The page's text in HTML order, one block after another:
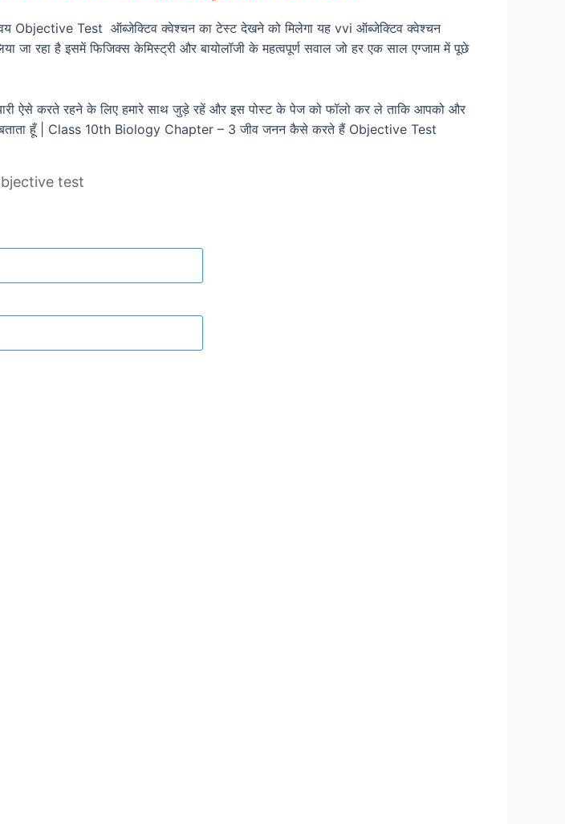
Objective Test ऑब्जेक्टिव क्वेश्चन का टेस्ट देखने को मिलेगा यह vvi ऑब्जेक्टिव क्वेश्चन
जा रहा है इसमें फिजिक्स केमिस्ट्री और बायोलॉजी के महत्वपूर्ण सवाल जो हर एक साल एग्जाम में पूछे
ऐसे करते रहने के लिए हमारे साथ जुड़े रहें और इस पोस्ट के पेज को फॉलो कर ले ताकि आपको और
हूँ | Class 10th Biology Chapter – 3 जीव जनन कैसे करते हैं Objective Test
test